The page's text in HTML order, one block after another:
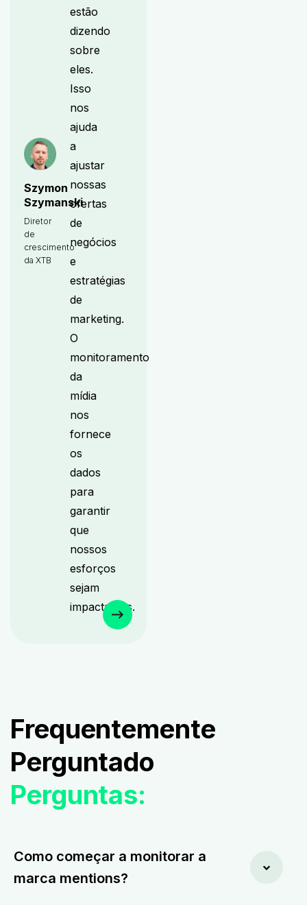
Szymon
Szymanski
Diretor
de
crescimento
da XTB
estão
dizendo
sobre
eles.
Isso
nos
ajuda
a
ajustar
nossas
ofertas
de
negócios
e
estratégias
de
marketing.
O
monitoramento
da
mídia
nos
fornece
os
dados
para
garantir
que
nossos
esforços
sejam
impactantes.
Frequentemente
Perguntado
Perguntas:
Como começar a monitorar a
marca mentions?